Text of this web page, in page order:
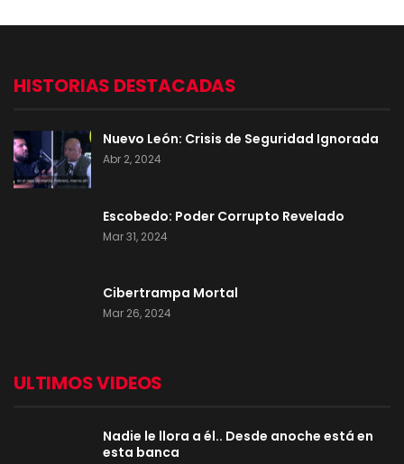
HISTORIAS DESTACADAS
Nuevo León: Crisis de Seguridad Ignorada
Abr 2, 2024
Escobedo: Poder Corrupto Revelado
Mar 31, 2024
Cibertrampa Mortal
Mar 26, 2024
ULTIMOS VIDEOS
Nadie le llora a él.. Desde anoche está en
esta banca